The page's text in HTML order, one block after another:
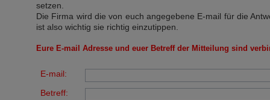
setzen.
Die Firma wird die von euch angegebene E-mail für die
ist also wichtig sie richtig einzutippen.
Eure E-mail Adresse und euer Betreff der Mitteilung sind
E-mail:
Betreff: